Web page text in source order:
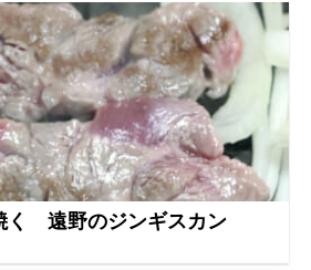
く 遠野のジンギスカン